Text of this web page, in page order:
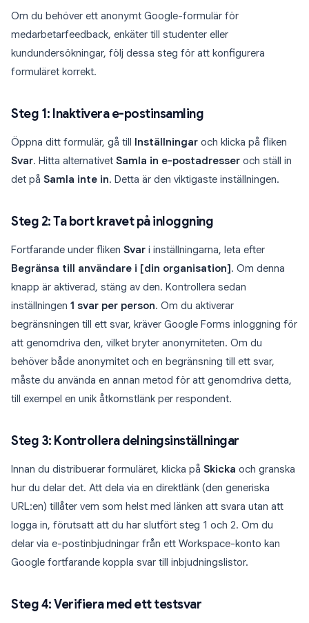
Om du behöver ett anonymt Google-formulär för
medarbetarfeedback, enkäter till studenter eller
kundundersökningar, följ dessa steg för att konfigurera
formuläret korrekt.
Steg 1: Inaktivera e-postinsamling
Öppna ditt formulär, gå till Inställningar och klicka på fliken
Svar. Hitta alternativet Samla in e-postadresser och ställ in
det på Samla inte in. Detta är den viktigaste inställningen.
Steg 2: Ta bort kravet på inloggning
Fortfarande under fliken Svar i inställningarna, leta efter
Begränsa till användare i [din organisation]. Om denna
knapp är aktiverad, stäng av den. Kontrollera sedan
inställningen 1 svar per person. Om du aktiverar
begränsningen till ett svar, kräver Google Forms inloggning för
att genomdriva den, vilket bryter anonymiteten. Om du
behöver både anonymitet och en begränsning till ett svar,
måste du använda en annan metod för att genomdriva detta,
till exempel en unik åtkomstlänk per respondent.
Steg 3: Kontrollera delningsinställningar
Innan du distribuerar formuläret, klicka på Skicka och granska
hur du delar det. Att dela via en direktlänk (den generiska
URL:en) tillåter vem som helst med länken att svara utan att
logga in, förutsatt att du har slutfört steg 1 och 2. Om du
delar via e-postinbjudningar från ett Workspace-konto kan
Google fortfarande koppla svar till inbjudningslistor.
Steg 4: Verifiera med ett testsvar